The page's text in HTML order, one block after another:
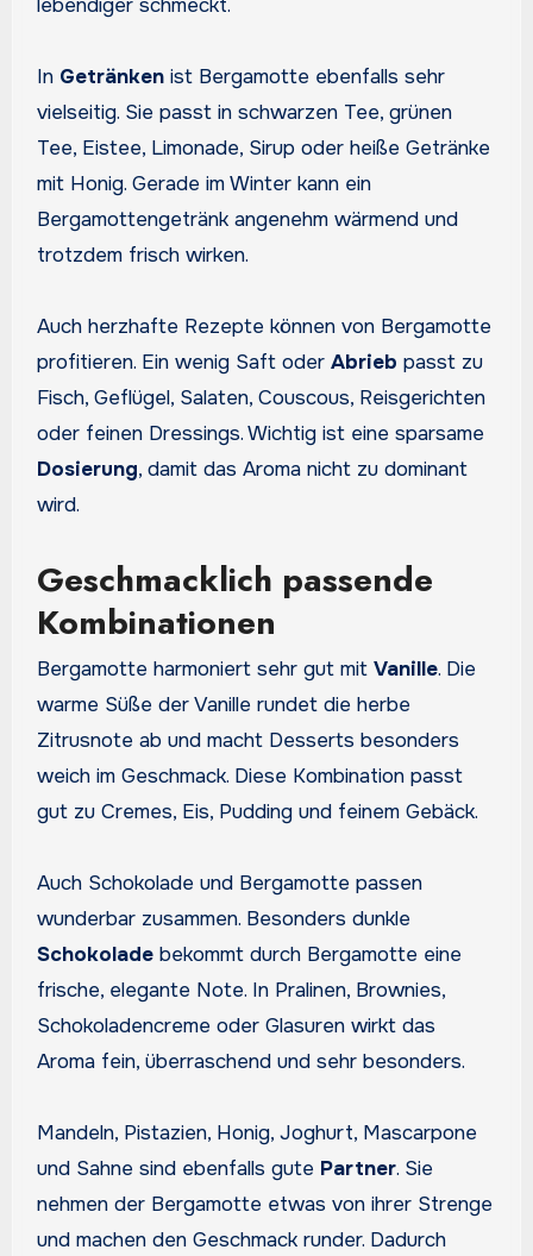
In Getränkenist Bergamotte ebenfalls sehr
vielseitig. Sie passt in schwarzen Tee, grünen
Tee, Eistee, Limonade, Sirup oder heiße Getränke
mit Honig. Gerade im Winter kann ein
Bergamottengetränk angenehm wärmend und
trotzdem frisch wirken.
Auch herzhafte Rezepte können von Bergamotte
profitieren. Ein wenig Saft oder Abrieb passt zu
Fisch, Geflügel, Salaten, Couscous, Reisgerichten
oder feinen Dressings. Wichtig ist eine sparsame
Dosierung, damit das Aroma nicht zu dominant
wird.
Geschmacklich passende
Kombinationen
Bergamotte harmoniert sehr gut mit Vanille. Die
warme Süße der Vanille rundet die herbe
Zitrusnote ab und macht Desserts besonders
weich im Geschmack. Diese Kombination passt
gut zu Cremes, Eis, Pudding und feinem Gebäck.
Auch Schokolade und Bergamotte passen
wunderbar zusammen. Besonders dunkle
Schokoladebekommt durch Bergamotte eine
frische, elegante Note. In Pralinen, Brownies,
Schokoladencreme oder Glasuren wirkt das
Aroma fein, überraschend und sehr besonders.
Mandeln, Pistazien, Honig, Joghurt, Mascarpone
und Sahne sind ebenfalls gute Partner. Sie
nehmen der Bergamotte etwas von ihrer Strenge
und machen den Geschmack runder. Dadurch